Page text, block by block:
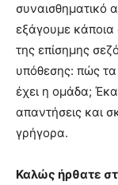
συναισθηματικό
εξάγουμε
της επίσημης
υπόθεσης: πώς
έχει η ομάδα;
απαντήσεις και
γρήγορα.
Καλώς ήρθατε